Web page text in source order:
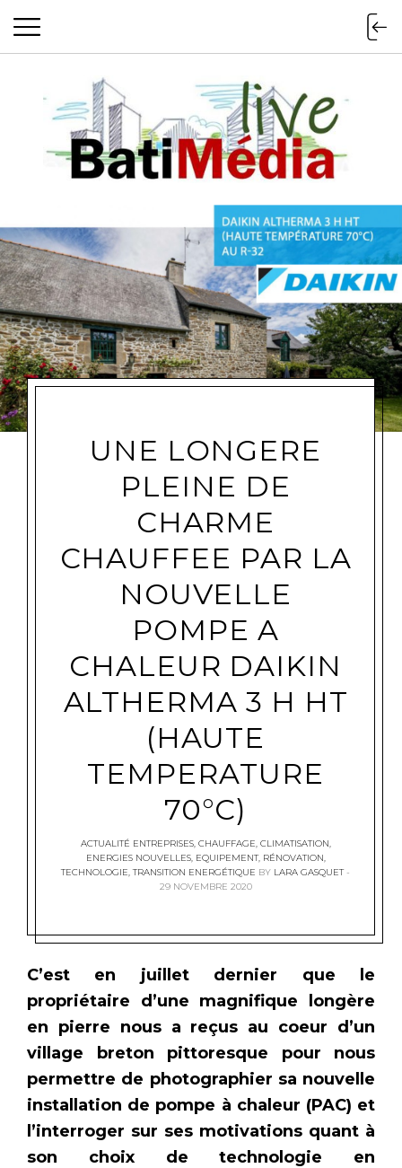
Batimedialive
UNE LONGERE
PLEINE DE
CHARME
CHAUFFEE PAR LA
NOUVELLE
POMPE A
CHALEUR DAIKIN
ALTHERMA 3 H HT
(HAUTE
TEMPERATURE
70°C)
ACTUALITÉ ENTREPRISES, CHAUFFAGE, CLIMATISATION,
ENERGIES NOUVELLES, EQUIPEMENT, RÉNOVATION,
TECHNOLOGIE,TRANSITION ENERGÉTIQUE BY LARA GASQUET
29 NOVEMBRE 2020
C’est en juillet dernier que le
propriétaire d’une magnifique longère
en pierre nous a reçus au coeur d’un
village breton pittoresque pour nous
permettre de photographier sa nouvelle
installation de pompe à chaleur (PAC) et
l’interroger sur ses motivations quant à
son choix de technologie en